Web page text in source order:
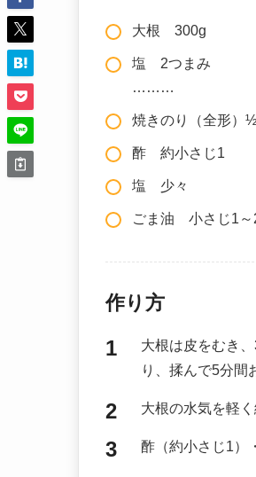
大根 300g
塩 2つまみ
………
焼きのり（全形）
酢 約小さじ1
塩 少々
ごま油 小さじ1～
作り方
大根は皮をむき
り、揉んで5分間
大根の水気を軽
酢（約小さじ1）